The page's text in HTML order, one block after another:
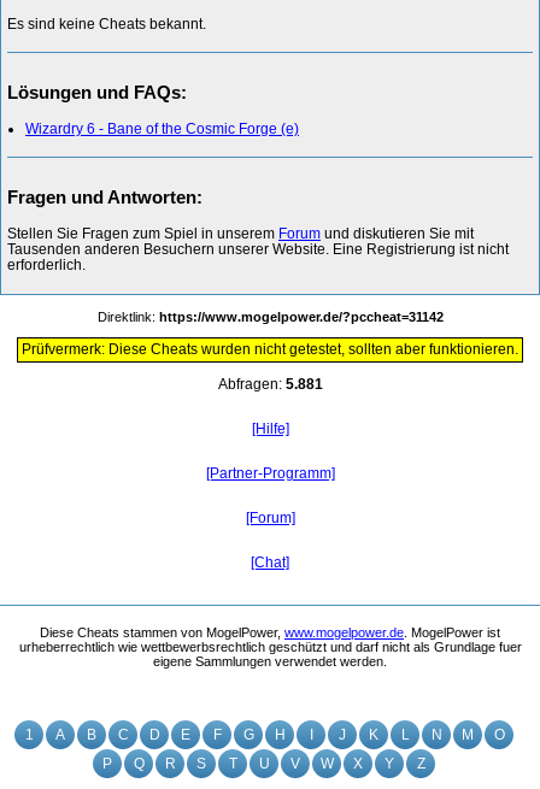
1 A B C D E F G H I J K L N M
O
P
Q R S T U V W X Y Z
Es sind keine Cheats bekannt.
Lösungen und FAQs:
Wizardry 6 - Bane of the Cosmic Forge (e)
Fragen und Antworten:
Stellen Sie Fragen zum Spiel in unserem Forum und diskutieren Sie mit
Tausenden anderen Besuchern unserer Website. Eine Registrierung ist nicht
erforderlich.
Direktlink: https://www.mogelpower.de/?pccheat=31142
Prüfvermerk: Diese Cheats wurden nicht getestet, sollten aber funktionieren.
Abfragen: 5.881
[Hilfe]
[Partner-Programm]
[Forum]
[Chat]
Diese Cheats stammen von MogelPower, www.mogelpower.de . MogelPower ist
urheberrechtlich wie wettbewerbsrechtlich geschützt und darf nicht als Grundlage fuer
eigene Sammlungen verwendet werden.